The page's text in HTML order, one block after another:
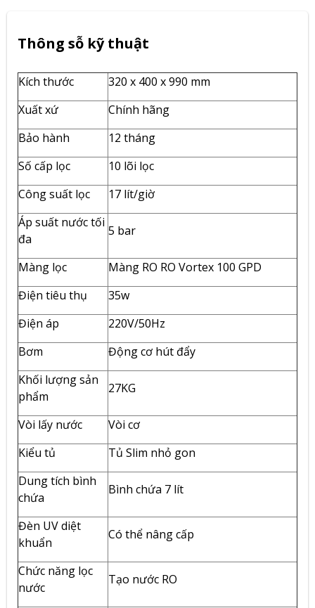
Thông sỗ kỹ thuật
Kích thước
320 x 400 x 990 mm
Xuất xứ
Chính hãng
Bảo hành
12 tháng
Số cấp lọc
10 lõi lọc
Công suất lọc
17 lít/giờ
Áp suất nước tối
đa
5 bar
Màng lọc
Màng RO RO Vortex 100 GPD
Điện tiêu thụ
35w
Điện áp
220V/50Hz
Bơm
Động cơ hút đẩy
Khối lượng sản
phẩm
27KG
Vòi lấy nước
Vòi cơ
Kiểu tủ
Tủ Slim nhỏ gon
Dung tích bình
chứa
Bình chứa 7 lít
Đèn UV diệt
khuẩn
Có thể nâng cấp
Chức năng lọc
nước
Tạo nước RO